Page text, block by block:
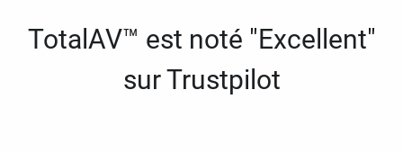
TotalAV™ est noté "Excellent"
sur Trustpilot